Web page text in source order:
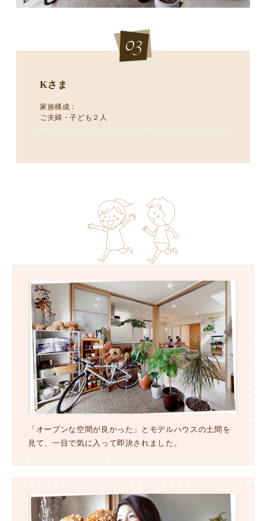
03
Kさま
家族構成：
ご夫婦・子ども２人
「オープンな空間が良かった」とモデルハウスの土間を
見て、一目で気に入って即決されました。